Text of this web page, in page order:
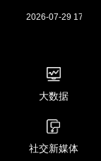
2026-07-29 17:01
大数据
社交新媒体